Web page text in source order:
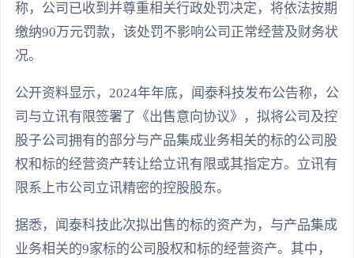
称，公司已收到并尊重相关行政处罚决定，将依法按期
缴纳90万元罚款，该处罚不影响公司正常经营及财务状
况。
公开资料显示，2024年年底，闻泰科技发布公告称，公
司与立讯有限签署了《出售意向协议》，拟将公司及控
股子公司拥有的部分与产品集成业务相关的标的公司股
权和标的经营资产转让给立讯有限或其指定方。立讯有
限系上市公司立讯精密的控股股东。
据悉，闻泰科技此次拟出售的标的资产为，与产品集成
业务相关的9家标的公司股权和标的经营资产。其中，